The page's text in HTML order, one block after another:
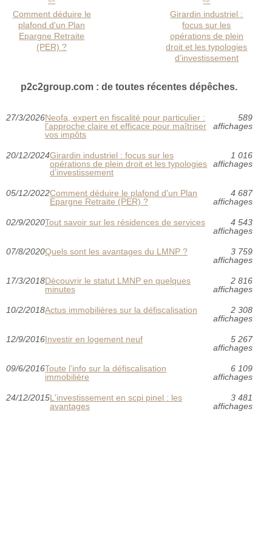
Comment déduire le
plafond d'un Plan
Epargne Retraite
(PER) ?
Girardin industriel :
focus sur les
opérations de plein
droit et les typologies
d’investissement
p2c2group.com : de toutes récentes dépêches.
27/3/2026Neofa, expert en fiscalité pour particulier :
l’approche claire et efficace pour maîtriser
vos impôts
589
affichages
20/12/2024Girardin industriel : focus sur les
opérations de plein droit et les typologies
d’investissement
1 016
affichages
05/12/2022Comment déduire le plafond d'un Plan
Epargne Retraite (PER) ?
4 687
affichages
02/9/2020Tout savoir sur les résidences de services
4 543
affichages
07/8/2020Quels sont les avantages du LMNP ?
3 759
affichages
17/3/2018Découvrir le statut LMNP en quelques
minutes
2 816
affichages
10/2/2018Actus immobilières sur la défiscalisation
2 308
affichages
12/9/2016Investir en logement neuf
5 267
affichages
09/6/2016Toute l’info sur la défiscalisation
immobilière
6 109
affichages
24/12/2015L'investissement en scpi pinel : les
avantages
3 481
affichages